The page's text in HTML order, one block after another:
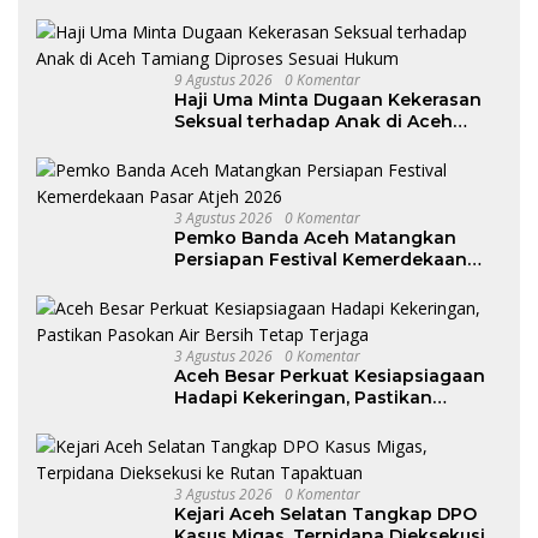
9 Agustus 2026 0 Komentar
Haji Uma Minta Dugaan Kekerasan
Seksual terhadap Anak di Aceh
3 Agustus 2026 0 Komentar
Pemko Banda Aceh Matangkan
Persiapan Festival Kemerdekaan
3 Agustus 2026 0 Komentar
Aceh Besar Perkuat Kesiapsiagaan
Hadapi Kekeringan, Pastikan
3 Agustus 2026 0 Komentar
Kejari Aceh Selatan Tangkap DPO